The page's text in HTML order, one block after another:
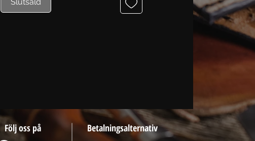
Följ oss på Betalningsalternativ